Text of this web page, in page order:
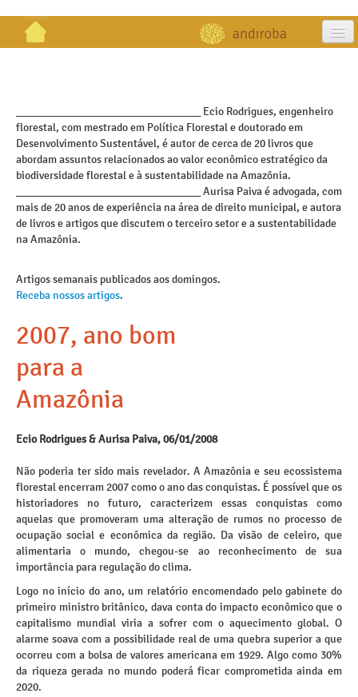
publicações
galeria
contato
_________________________________ Ecio Rodrigues, engenheiro
florestal, com mestrado em Política Florestal e doutorado em
Desenvolvimento Sustentável, é autor de cerca de 20 livros que
abordam assuntos relacionados ao valor econômico estratégico da
biodiversidade florestal e à sustentabilidade na Amazônia.
_________________________________ Aurisa Paiva é advogada, com
mais de 20 anos de experiência na área de direito municipal, e autora
de livros e artigos que discutem o terceiro setor e a sustentabilidade
na Amazônia.
Artigos semanais publicados aos domingos.
Receba nossos artigos.
2007, ano bom
para a
Amazônia
Ecio Rodrigues & Aurisa Paiva, 06/01/2008
Não poderia ter sido mais revelador. A Amazônia e seu ecossistema
florestal encerram 2007 como o ano das conquistas. É possível que os
historiadores no futuro, caracterizem essas conquistas como
aquelas que promoveram uma alteração de rumos no processo de
ocupação social e econômica da região. Da visão de celeiro, que
alimentaria o mundo, chegou-se ao reconhecimento de sua
importância para regulação do clima.
Logo no início do ano, um relatório encomendado pelo gabinete do
primeiro ministro britânico, dava conta do impacto econômico que o
capitalismo mundial viria a sofrer com o aquecimento global. O
alarme soava com a possibilidade real de uma quebra superior a que
ocorreu com a bolsa de valores americana em 1929. Algo como 30%
da riqueza gerada no mundo poderá ficar comprometida ainda em
2020.